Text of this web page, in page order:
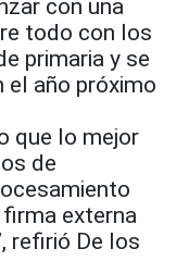
con una
todo con los
primaria y se
año próximo
que lo mejor
de
firma externa
refirió De los